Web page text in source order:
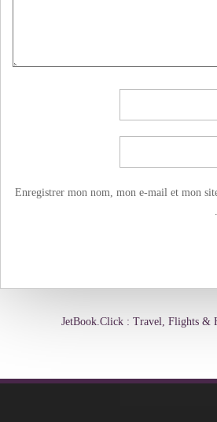
Enregistrer mon nom, mon e-mail et mon
JetBook.Click : Travel, Flights &